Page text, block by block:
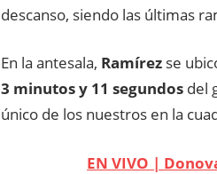
descanso, siendo las últimas
En la antesala, Ramírez se
3 minutos y 11 segundos del
único de los nuestros en la
EN VIVO |